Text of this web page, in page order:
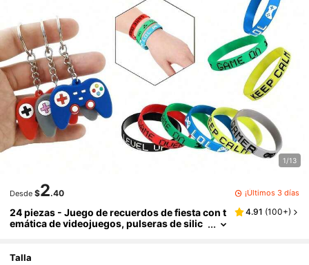
1/13
Desde $2.40 ¡Últimos 3 días
24 piezas - Juego de recuerdos de fiesta con t
emática de videojuegos, pulseras de silic
baby shower, fiesta de cumpleaños, fiesta con
4.91 (100+)
Talla